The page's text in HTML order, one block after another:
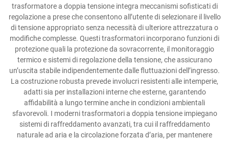
trasformatore a doppia tensione integra meccanismi sofisticati di
regolazione a prese che consentono all’utente di selezionare il livello
di tensione appropriato senza necessità di ulteriore attrezzatura o
modifiche complesse. Questi trasformatori incorporano funzioni di
protezione quali la protezione da sovracorrente, il monitoraggio
termico e sistemi di regolazione della tensione, che assicurano
un’uscita stabile indipendentemente dalle fluttuazioni dell’ingresso.
La costruzione robusta prevede involucri resistenti alle intemperie,
adatti sia per installazioni interne che esterne, garantendo
affidabilità a lungo termine anche in condizioni ambientali
sfavorevoli. I moderni trasformatori a doppia tensione impiegano
sistemi di raffreddamento avanzati, tra cui il raffreddamento
naturale ad aria e la circolazione forzata d’aria, per mantenere